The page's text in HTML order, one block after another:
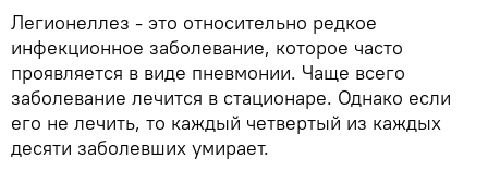
Легионеллез - это относительно редкое
инфекционное заболевание, которое часто
проявляется в виде пневмонии. Чаще всего
заболевание лечится в стационаре. Однако если
его не лечить, то каждый четвертый из каждых
десяти заболевших умирает.